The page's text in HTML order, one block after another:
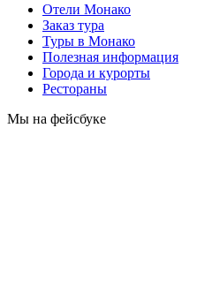
Отели Монако
Заказ тура
Туры в Монако
Полезная информация
Города и курорты
Рестораны
Мы на фейсбуке